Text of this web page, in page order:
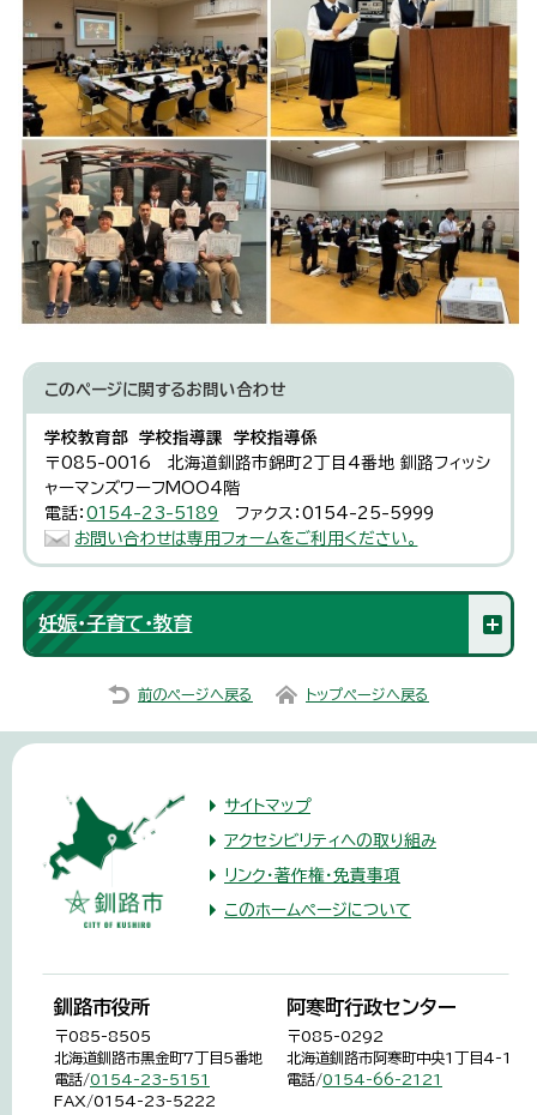
このページに関するお問い合わせ
学校教育部 学校指導課 学校指導係
〒085-0016 北海道釧路市錦町2丁目4番地 釧路フィッシ
ャーマンズワーフMOO4階
電話：0154-23-5189
ファクス：0154-25-5999
お問い合わせは専用フォームをご利用ください。
妊娠・子育て・教育
前のページへ戻る トップページへ戻る
サイトマップ
アクセシビリティへの取り組み
リンク・著作権・免責事項
このホームページについて
釧路市役所
〒085-8505
北海道釧路市黒金町7丁目5番地
電話/0154-23-5151
FAX/0154-23-5222
阿寒町行政センター
〒085-0292
北海道釧路市阿寒町中央1丁目4-1
電話/0154-66-2121